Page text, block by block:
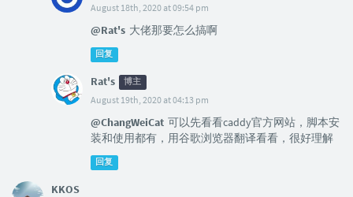
August 18th, 2020 at 09:54 pm
@Rat's 大佬那要怎么搞啊
回复
Rat's 博主
August 19th, 2020 at 04:13 pm
@ChangWeiCat 可以先看看caddy官方网站，脚本安
装和使用都有，用谷歌浏览器翻译看看，很好理解
回复
KKOS